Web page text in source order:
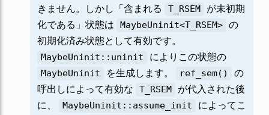
きません。しかし「含まれる
T_RSEM
が未初期
化である」状態は
MaybeUninit<T_RSEM> の
初期化済み状態として有効です。
MaybeUninit::uninit によりこの状態の
MaybeUninit を生成します。 ref_sem()
の
呼出しによって有効な
T_RSEM
が代入された後
に、
MaybeUninit::assume_init
によってこ